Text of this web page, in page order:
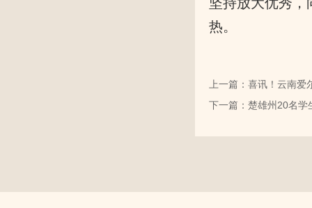
热。
上一篇：喜讯！云南
下一篇：楚雄州20名学